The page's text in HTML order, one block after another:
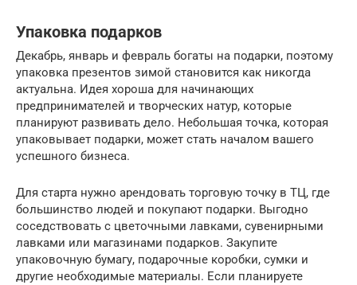
Упаковка подарков
Декабрь, январь и февраль богаты на подарки, поэтому
упаковка презентов зимой становится как никогда
актуальна. Идея хороша для начинающих
предпринимателей и творческих натур, которые
планируют развивать дело. Небольшая точка, которая
упаковывает подарки, может стать началом вашего
успешного бизнеса.
Для старта нужно арендовать торговую точку в ТЦ, где
большинство людей и покупают подарки. Выгодно
соседствовать с цветочными лавками, сувенирными
лавками или магазинами подарков. Закупите
упаковочную бумагу, подарочные коробки, сумки и
другие необходимые материалы. Если планируете